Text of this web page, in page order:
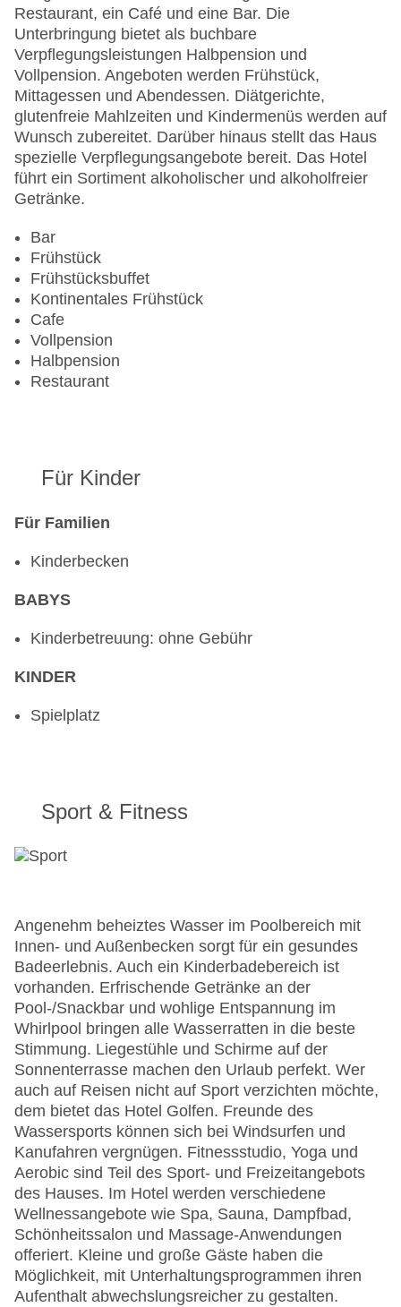
Pool, Outdoor Pool, Sonnenschirme am Pool,
Liegen am Pool
Zahlungsarten: American Express, Diners Club,
Mastercard, Visa
Landeskategorie: 5 Sterne
Restaurant, ein Café und eine Bar. Die
Unterbringung bietet als buchbare
Verpflegungsleistungen Halbpension und
Vollpension. Angeboten werden Frühstück,
Mittagessen und Abendessen. Diätgerichte,
glutenfreie Mahlzeiten und Kindermenüs werden auf
Wunsch zubereitet. Darüber hinaus stellt das Haus
spezielle Verpflegungsangebote bereit. Das Hotel
führt ein Sortiment alkoholischer und alkoholfreier
Getränke.
Bar
Frühstück
Frühstücksbuffet
Kontinentales Frühstück
Cafe
Vollpension
Halbpension
Restaurant
Für Kinder
Für Familien
Kinderbecken
BABYS
Kinderbetreuung: ohne Gebühr
KINDER
Spielplatz
Sport & Fitness
Angenehm beheiztes Wasser im Poolbereich mit
Innen- und Außenbecken sorgt für ein gesundes
Badeerlebnis. Auch ein Kinderbadebereich ist
vorhanden. Erfrischende Getränke an der
Pool-/Snackbar und wohlige Entspannung im
Whirlpool bringen alle Wasserratten in die beste
Stimmung. Liegestühle und Schirme auf der
Sonnenterrasse machen den Urlaub perfekt. Wer
auch auf Reisen nicht auf Sport verzichten möchte,
dem bietet das Hotel Golfen. Freunde des
Wassersports können sich bei Windsurfen und
Kanufahren vergnügen. Fitnessstudio, Yoga und
Aerobic sind Teil des Sport- und Freizeitangebots
des Hauses. Im Hotel werden verschiedene
Wellnessangebote wie Spa, Sauna, Dampfbad,
Schönheitssalon und Massage-Anwendungen
offeriert. Kleine und große Gäste haben die
Möglichkeit, mit Unterhaltungsprogrammen ihren
Aufenthalt abwechslungsreicher zu gestalten.